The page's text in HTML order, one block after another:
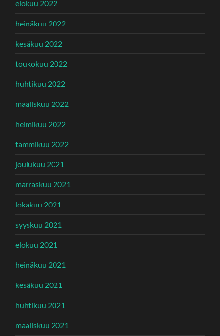
elokuu 2022
heinäkuu 2022
kesäkuu 2022
toukokuu 2022
huhtikuu 2022
maaliskuu 2022
helmikuu 2022
tammikuu 2022
joulukuu 2021
marraskuu 2021
lokakuu 2021
syyskuu 2021
elokuu 2021
heinäkuu 2021
kesäkuu 2021
huhtikuu 2021
maaliskuu 2021